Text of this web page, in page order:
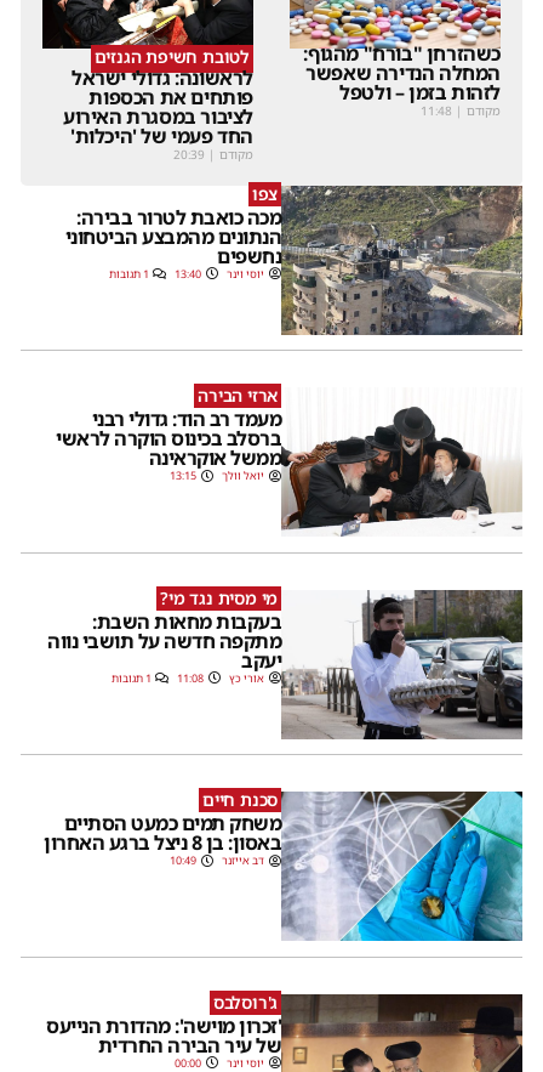
כשהזרחן "בורח" מהגוף:
המחלה הנדירה שאפשר
לזהות בזמן – ולטפל
מקודם |
11:48
לטובת חשיפת הגנזים
לראשונה: גדולי ישראל
פותחים את הכספות
לציבור במסגרת האירוע
החד פעמי של 'היכלות'
מקודם |
20:39
צפו
מכה כואבת לטרור בבירה:
הנתונים מהמבצע הביטחוני
נחשפים
יוסי וינר 13:40 1 תגובות
ארזי הבירה
מעמד רב הוד: גדולי רבני
ברסלב בכינוס הוקרה לראשי
ממשל אוקראינה
יואל וולך 13:15
מי מסית נגד מי?
בעקבות מחאות השבת:
מתקפה חדשה על תושבי נווה
יעקב
אורי כץ 11:08 1 תגובות
סכנת חיים
משחק תמים כמעט הסתיים
באסון: בן 8 ניצל ברגע האחרון
דב אייזנר 10:49
ג'רוסלבס
'זכרון מוישה': מהדורת הנייעס
של עיר הבירה החרדית
יוסי וינר 00:00